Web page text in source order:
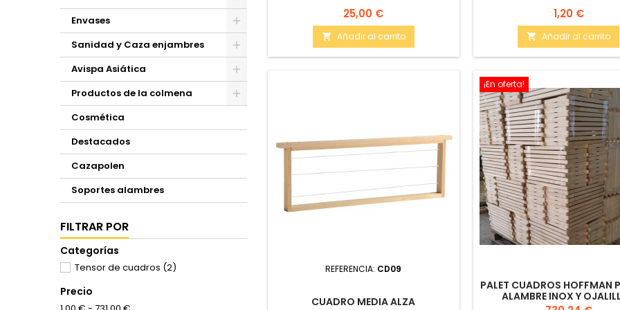
Envases
Sanidad y Caza enjambres
Avispa Asiática
Productos de la colmena
Cosmética
Destacados
Cazapolen
Soportes alambres
FILTRAR POR
Categorías
Tensor de cuadros (2)
Precio
Precio
25,00 €
 Añadir al carrito
Precio
1,20 €
 Añadir al carrito
REFERENCIA: CD09
CUADRO MEDIA ALZA
¡En oferta!
PALET CUADROS HOFFMAN
ALAMBRE INOX Y